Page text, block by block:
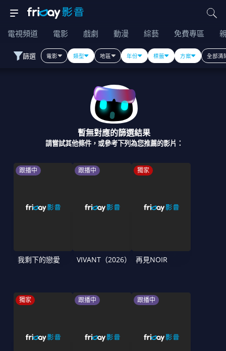
電視頻道 電影 戲劇 動漫 綜藝 免費專區
篩選 電影 類型 地區 年份 標籤 方案 全部清
暫無對應的篩選結果
請嘗試其他條件，或參考下列為您推薦的影片：
跟播中
我剩下的戀愛
跟播中
VIVANT（2026）
獨家
再見NOIR
獨家 跟播中 跟播中